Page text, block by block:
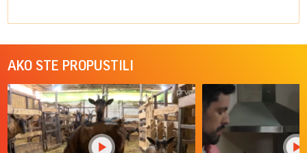
AKO STE PROPUSTILI